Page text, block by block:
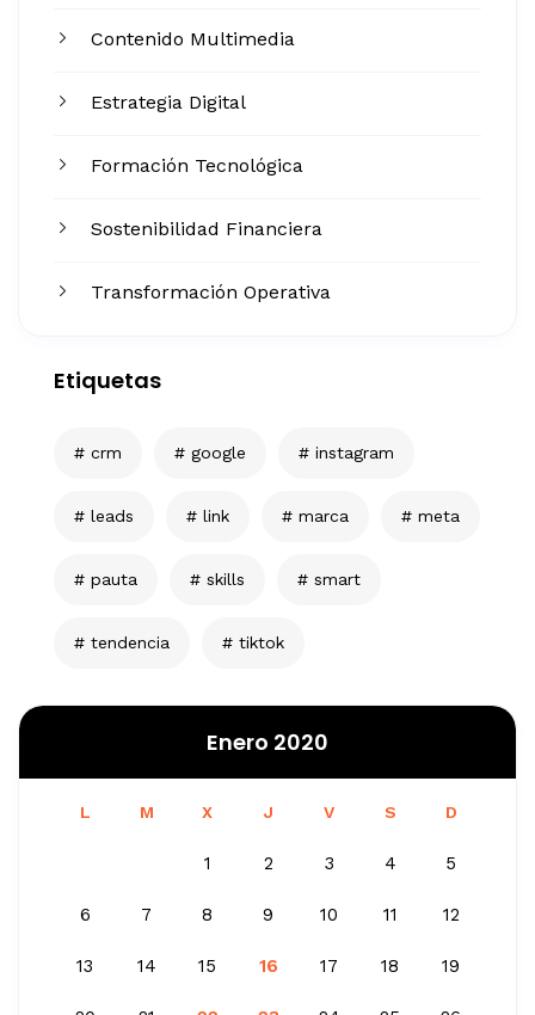
Contenido Multimedia
Estrategia Digital
Formación Tecnológica
Sostenibilidad Financiera
Transformación Operativa
Etiquetas
crm google instagram
leads link marca meta
pauta skills smart
tendencia tiktok
Enero 2020
L M X J V S D
1 2 3 4 5
6 7 8 9 10 11 12
13 14 15 16 17 18 19